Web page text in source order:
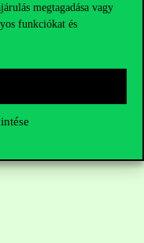
megtagadása vagy
funkciókat és